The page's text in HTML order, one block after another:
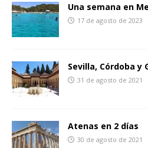
Una semana en
17 de agosto de 2023
Sevilla, Córdoba y
31 de agosto de 2021
Atenas en 2 días
30 de agosto de 2021